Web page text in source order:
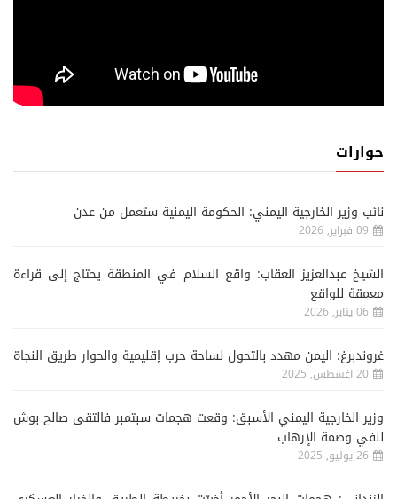
حوارات
نائب وزير الخارجية اليمني: الحكومة اليمنية ستعمل من عدن
09 فبراير, 2026
الشيخ عبدالعزيز العقاب: واقع السلام في المنطقة يحتاج إلى قراءة
معمقة للواقع
06 يناير, 2026
غروندبرغ: اليمن مهدد بالتحول لساحة حرب إقليمية والحوار طريق النجاة
20 اغسطس, 2025
وزير الخارجية اليمني الأسبق: وقعت هجمات سبتمبر فالتقى صالح بوش
لنفي وصمة الإرهاب
26 يوليو, 2025